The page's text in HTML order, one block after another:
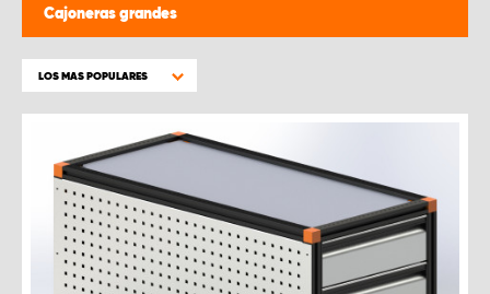
Cajoneras grandes
LOS MAS POPULARES